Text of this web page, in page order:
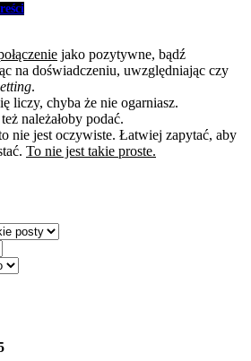
jako pozytywne, bądź
na doświadczeniu, uwzględniając czy
.
liczy, chyba że nie ogarniasz.
należałoby podać.
nie jest oczywiste. Łatwiej zapytać, aby
To nie jest takie proste.